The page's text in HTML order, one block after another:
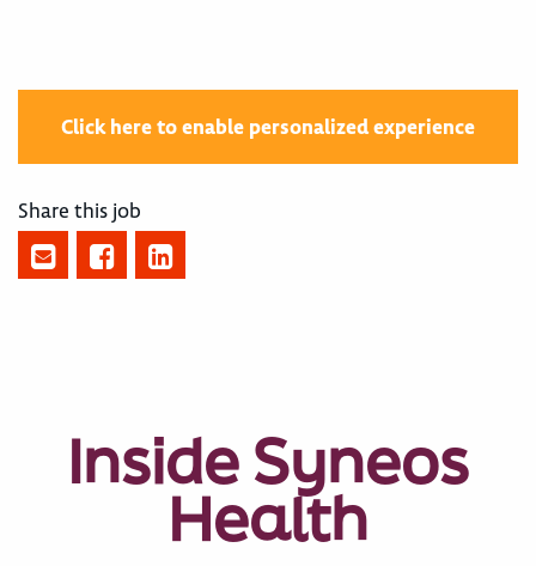
Click here to enable personalized experience
Share this job
Inside Syneos
Health